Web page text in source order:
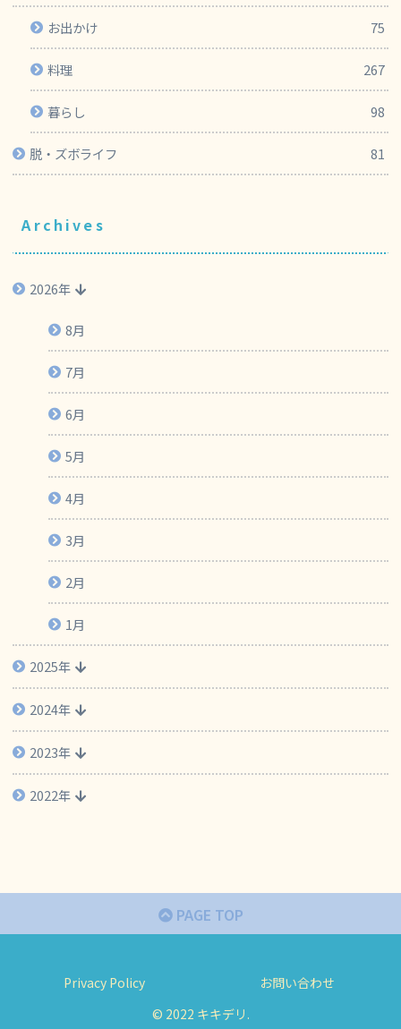
お出かけ 75
料理 267
暮らし 98
脱・ズボライフ 81
Archives
2026年
8月
7月
6月
5月
4月
3月
2月
1月
2025年
2024年
2023年
2022年
PAGE TOP
Privacy Policy
お問い合わせ
© 2022 キキデリ.